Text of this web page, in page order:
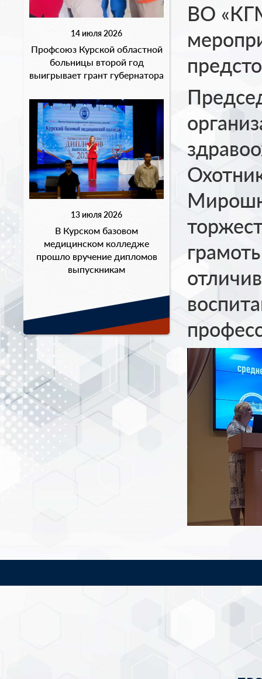
14 июля 2026
Профсоюз Курской областной
больницы второй год
выигрывает грант губернатора
13 июля 2026
В Курском базовом
медицинском колледже
прошло вручение дипломов
выпускникам
ВО